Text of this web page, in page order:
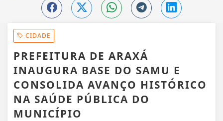
CIDADE
PREFEITURA DE ARAXÁ
INAUGURA BASE DO SAMU E
CONSOLIDA AVANÇO HISTÓRICO
NA SAÚDE PÚBLICA DO
MUNICÍPIO